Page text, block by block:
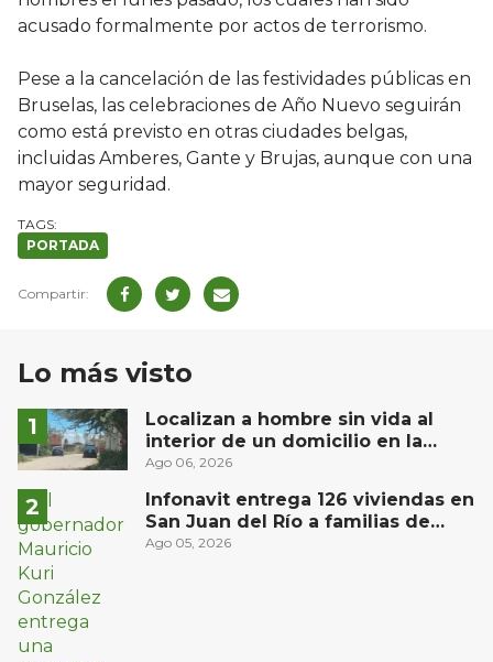
acusado formalmente por actos de terrorismo.
Pese a la cancelación de las festividades públicas en
Bruselas, las celebraciones de Año Nuevo seguirán
como está previsto en otras ciudades belgas,
incluidas Amberes, Gante y Brujas, aunque con una
mayor seguridad.
PORTADA
Lo más visto
Localizan a hombre sin vida al
interior de un domicilio en la
comunidad El Rodeo, San Juan del
Ago 06, 2026
Infonavit entrega 126 viviendas en
San Juan del Río a familias de
bajos ingresos
Ago 05, 2026